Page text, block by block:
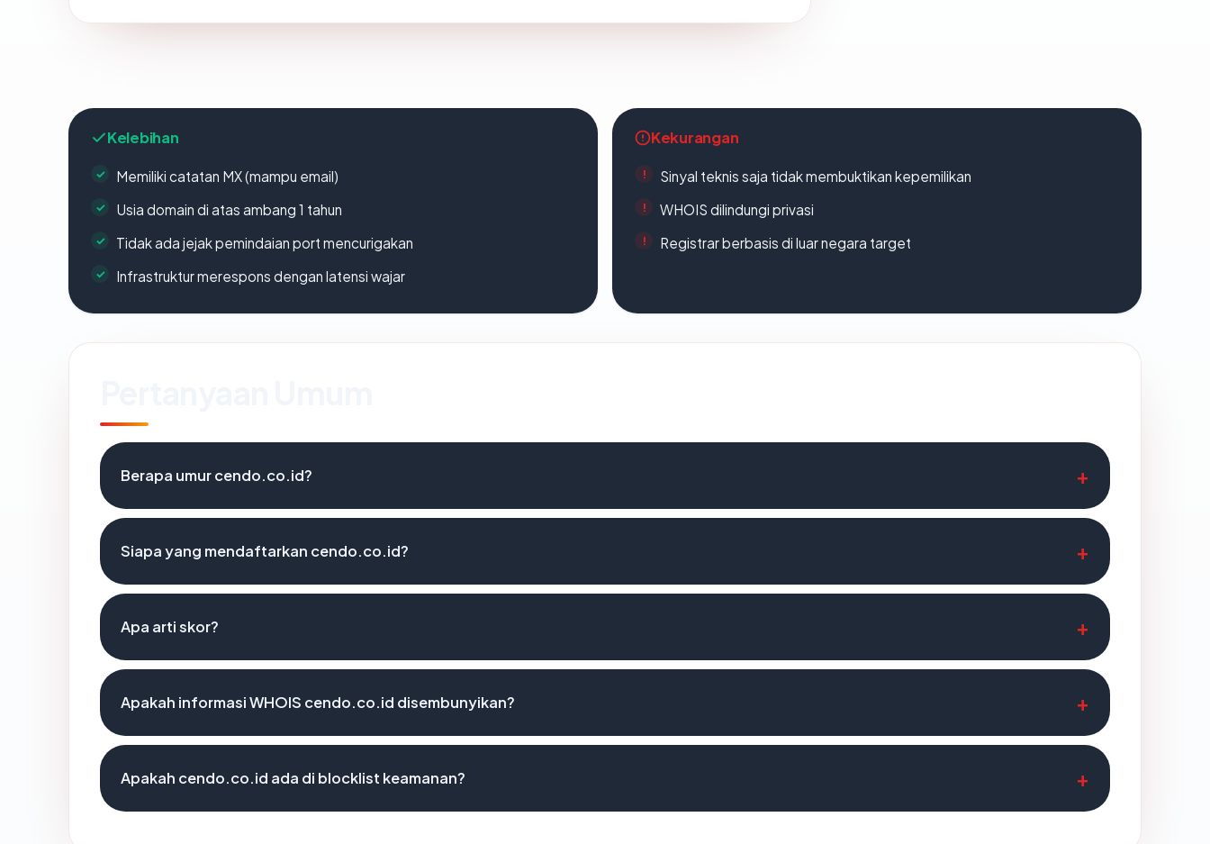
Kelebihan
Memiliki catatan MX (mampu email)
Usia domain di atas ambang 1 tahun
Tidak ada jejak pemindaian port mencurigakan
Infrastruktur merespons dengan latensi wajar
Kekurangan
Sinyal teknis saja tidak membuktikan kepemilikan
WHOIS dilindungi privasi
Registrar berbasis di luar negara target
Berapa umur cendo.co.id?
Siapa yang mendaftarkan cendo.co.id?
Apa arti skor?
Apakah informasi WHOIS cendo.co.id disembunyikan?
Apakah cendo.co.id ada di blocklist keamanan?